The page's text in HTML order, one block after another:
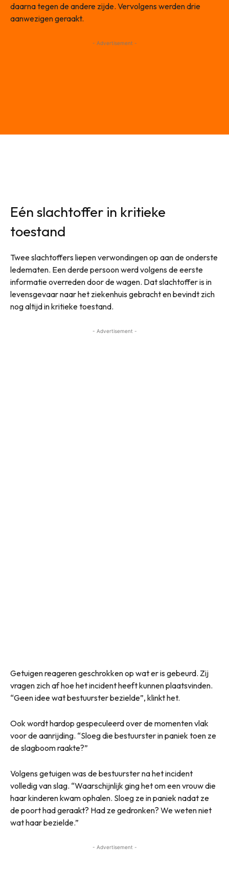
daarna tegen de andere zijde. Vervolgens werden drie
aanwezigen geraakt.
- Advertisement -
Eén slachtoffer in kritieke
toestand
Twee slachtoffers liepen verwondingen op aan de onderste
ledematen. Een derde persoon werd volgens de eerste
informatie overreden door de wagen. Dat slachtoffer is in
levensgevaar naar het ziekenhuis gebracht en bevindt zich
nog altijd in kritieke toestand.
- Advertisement -
Getuigen reageren geschrokken op wat er is gebeurd. Zij
vragen zich af hoe het incident heeft kunnen plaatsvinden.
“Geen idee wat bestuurster bezielde”, klinkt het.
Ook wordt hardop gespeculeerd over de momenten vlak
voor de aanrijding. “Sloeg die bestuurster in paniek toen ze
de slagboom raakte?”
Volgens getuigen was de bestuurster na het incident
volledig van slag. “Waarschijnlijk ging het om een vrouw die
haar kinderen kwam ophalen. Sloeg ze in paniek nadat ze
de poort had geraakt? Had ze gedronken? We weten niet
wat haar bezielde.”
- Advertisement -